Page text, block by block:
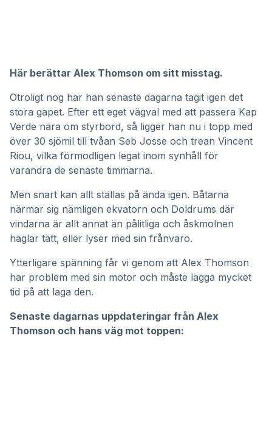
Här berättar Alex Thomson om sitt misstag.
Otroligt nog har han senaste dagarna tagit igen det
stora gapet. Efter ett eget vägval med att passera Kap
Verde nära om styrbord, så ligger han nu i topp med
över 30 sjömil till tvåan Seb Josse och trean Vincent
Riou, vilka förmodligen legat inom synhåll för
varandra de senaste timmarna.
Men snart kan allt ställas på ända igen. Båtarna
närmar sig nämligen ekvatorn och Doldrums där
vindarna är allt annat än pålitliga och åskmolnen
haglar tätt, eller lyser med sin frånvaro.
Ytterligare spänning får vi genom att Alex Thomson
har problem med sin motor och måste lägga mycket
tid på att laga den.
Senaste dagarnas uppdateringar från Alex
Thomson och hans väg mot toppen: